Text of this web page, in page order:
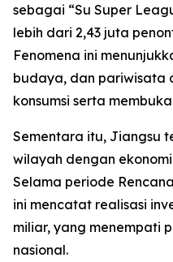
sebagai “Su Super
lebih dari 2,43 juta
Fenomena ini
budaya, dan pariwisata
konsumsi serta
Sementara itu, Jiangsu
wilayah dengan
Selama periode
ini mencatat realisasi
miliar, yang menempati
nasional.